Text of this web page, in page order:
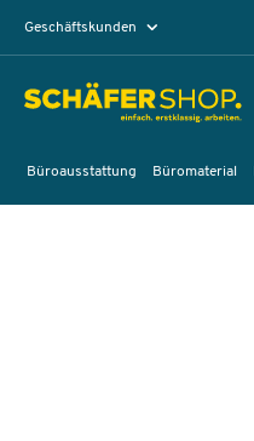
Geschäftskunden
Büroausstattung Büromaterial